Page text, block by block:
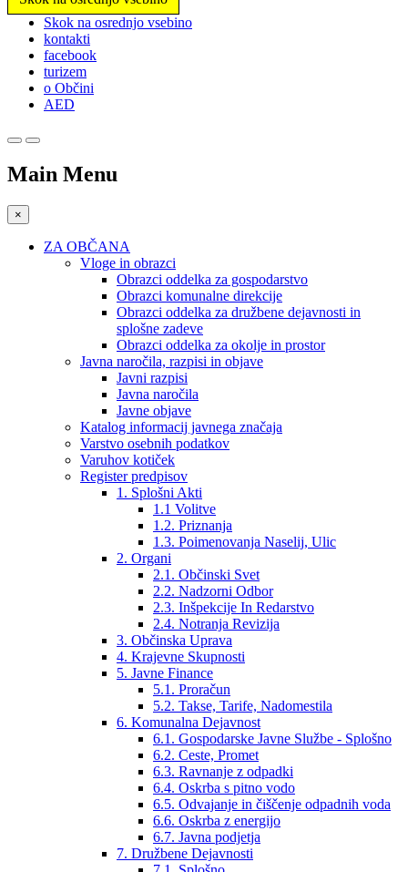
Prosimo,
upoštevajte:
spletno
mesto
vključuje
sistem
Skok na osrednjo vsebino
kontakti
facebook
turizem
o Občini
AED
Main Menu
×
ZA OBČANA
Vloge in obrazci
Obrazci oddelka za gospodarstvo
Obrazci komunalne direkcije
Obrazci oddelka za družbene dejavnosti in
splošne zadeve
Obrazci oddelka za okolje in prostor
Javna naročila, razpisi in objave
Javni razpisi
Javna naročila
Javne objave
Katalog informacij javnega značaja
Varstvo osebnih podatkov
Varuhov kotiček
Register predpisov
1. Splošni Akti
1.1 Volitve
1.2. Priznanja
1.3. Poimenovanja Naselij, Ulic
2. Organi
2.1. Občinski Svet
2.2. Nadzorni Odbor
2.3. Inšpekcije In Redarstvo
2.4. Notranja Revizija
3. Občinska Uprava
4. Krajevne Skupnosti
5. Javne Finance
5.1. Proračun
5.2. Takse, Tarife, Nadomestila
6. Komunalna Dejavnost
6.1. Gospodarske Javne Službe - Splošno
6.2. Ceste, Promet
6.3. Ravnanje z odpadki
6.4. Oskrba s pitno vodo
6.5. Odvajanje in čiščenje odpadnih voda
6.6. Oskrba z energijo
6.7. Javna podjetja
7. Družbene Dejavnosti